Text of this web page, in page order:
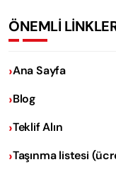
ÖNEMLİ
Ana Sayfa
Blog
Teklif Alın
Taşınma listesi